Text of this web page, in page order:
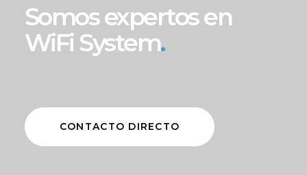
Somos expertos en
WiFi System.
CONTACTO DIRECTO